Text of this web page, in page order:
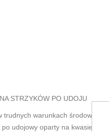
STRZYKÓW PO UDOJU
trudnych warunkach
udojowy oparty na kwasie